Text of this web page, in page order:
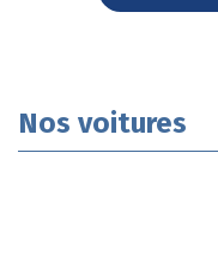
Nos voitures